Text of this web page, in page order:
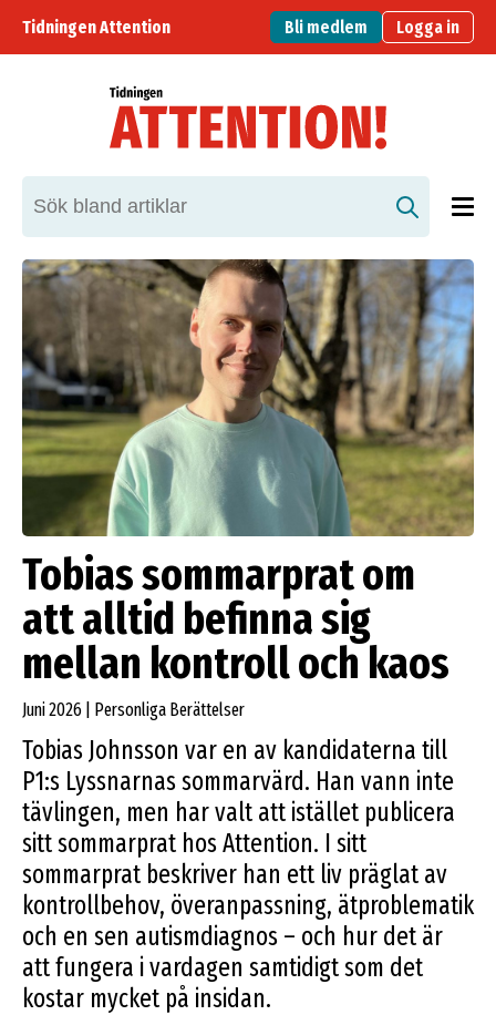
Tidningen Attention Bli medlem Logga in
Tobias sommarprat om
att alltid befinna sig
mellan kontroll och kaos
Juni 2026 | Personliga Berättelser
Tobias Johnsson var en av kandidaterna till
P1:s Lyssnarnas sommarvärd. Han vann inte
tävlingen, men har valt att istället publicera
sitt sommarprat hos Attention. I sitt
sommarprat beskriver han ett liv präglat av
kontrollbehov, överanpassning, ätproblematik
och en sen autismdiagnos – och hur det är
att fungera i vardagen samtidigt som det
kostar mycket på insidan.